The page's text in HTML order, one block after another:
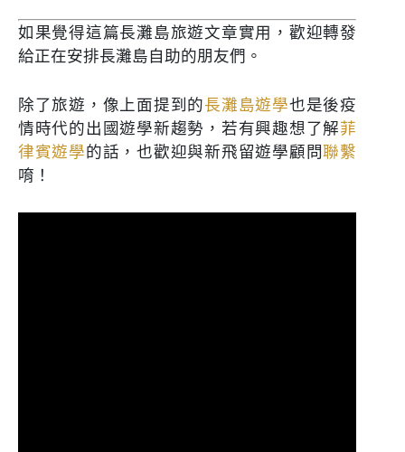
如果覺得這篇長灘島旅遊文章實用，歡迎轉發
給正在安排長灘島自助的朋友們。
除了旅遊，像上面提到的長灘島遊學也是後疫
情時代的出國遊學新趨勢，若有興趣想了解菲
律賓遊學的話，也歡迎與新飛留遊學顧問聯繫
唷！